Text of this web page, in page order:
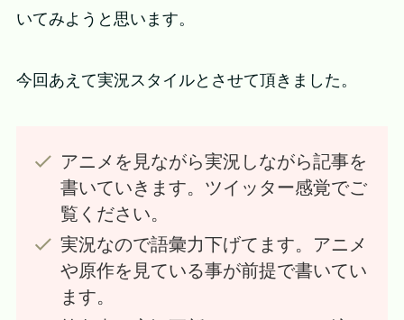
いてみようと思います。
今回あえて実況スタイルとさせて頂きました。
アニメを見ながら実況しながら記事を
書いていきます。ツイッター感覚でご
覧ください。
実況なので語彙力下げてます。アニメ
や原作を見ている事が前提で書いてい
ます。